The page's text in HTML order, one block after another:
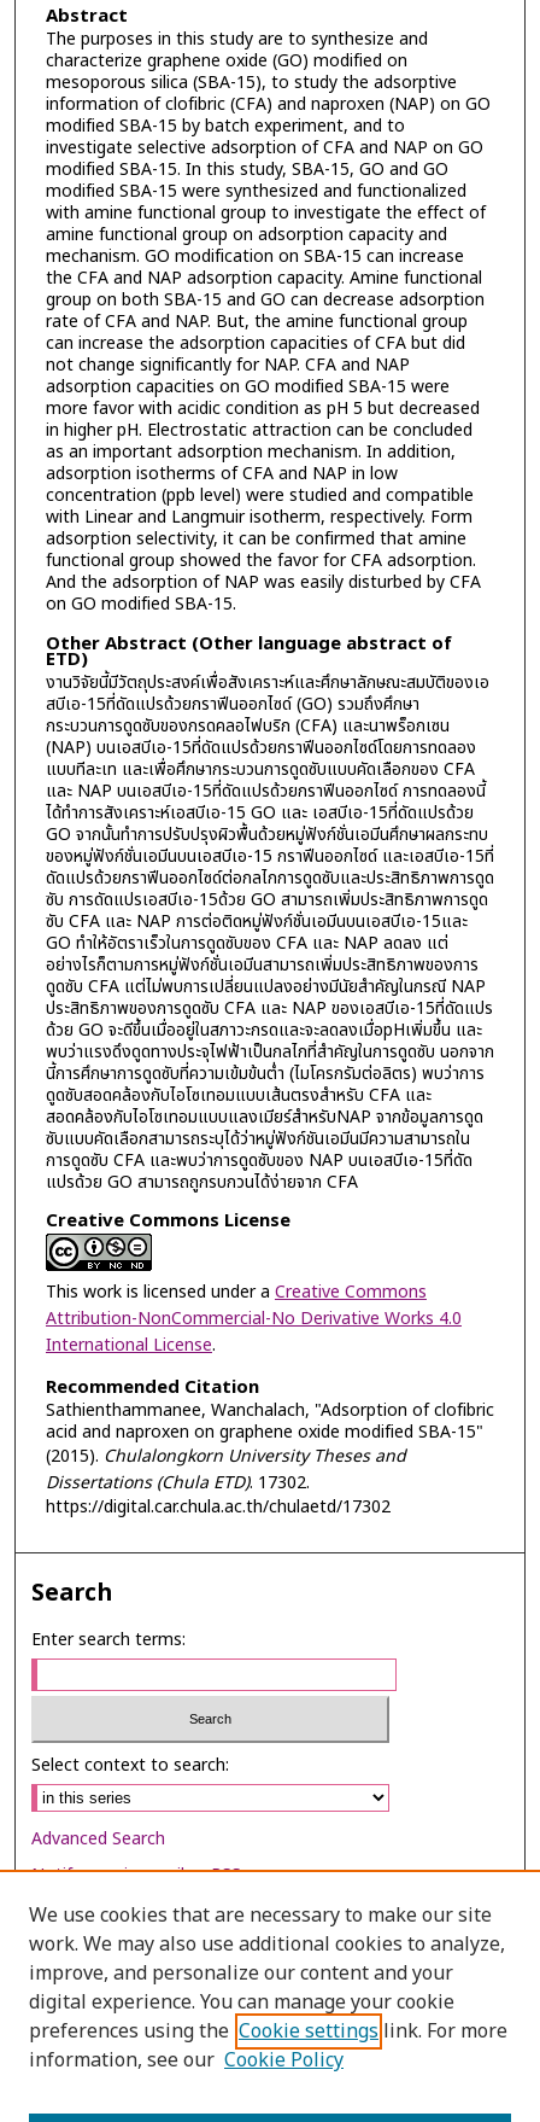
Abstract
The purposes in this study are to synthesize and
characterize graphene oxide (GO) modified on
mesoporous silica (SBA-15), to study the adsorptive
information of clofibric (CFA) and naproxen (NAP) on GO
modified SBA-15 by batch experiment, and to
investigate selective adsorption of CFA and NAP on GO
modified SBA-15. In this study, SBA-15, GO and GO
modified SBA-15 were synthesized and functionalized
with amine functional group to investigate the effect of
amine functional group on adsorption capacity and
mechanism. GO modification on SBA-15 can increase
the CFA and NAP adsorption capacity. Amine functional
group on both SBA-15 and GO can decrease adsorption
rate of CFA and NAP. But, the amine functional group
can increase the adsorption capacities of CFA but did
not change significantly for NAP. CFA and NAP
adsorption capacities on GO modified SBA-15 were
more favor with acidic condition as pH 5 but decreased
in higher pH. Electrostatic attraction can be concluded
as an important adsorption mechanism. In addition,
adsorption isotherms of CFA and NAP in low
concentration (ppb level) were studied and compatible
with Linear and Langmuir isotherm, respectively. Form
adsorption selectivity, it can be confirmed that amine
functional group showed the favor for CFA adsorption.
And the adsorption of NAP was easily disturbed by CFA
on GO modified SBA-15.
Other Abstract (Other language abstract of
ETD)
งานวิจัยนี้มีวัตถุประสงค์เพื่อสังเคราะห์และศึกษาลักษณะสมบัติของเอ
สบีเอ-15ที่ดัดแปรด้วยกราฟีนออกไซด์ (GO) รวมถึงศึกษา
กระบวนการดูดซับของกรดคลอไฟบริก (CFA) และนาพร็อกเซน
(NAP) บนเอสบีเอ-15ที่ดัดแปรด้วยกราฟีนออกไซด์โดยการทดลอง
แบบทีละเท และเพื่อศึกษากระบวนการดูดซับแบบคัดเลือกของ CFA
และ NAP บนเอสบีเอ-15ที่ดัดแปรด้วยกราฟีนออกไซด์ การทดลองนี้
ได้ทำการสังเคราะห์เอสบีเอ-15 GO และ เอสบีเอ-15ที่ดัดแปรด้วย
GO จากนั้นทำการปรับปรุงผิวพื้นด้วยหมู่ฟังก์ชั่นเอมีนศึกษาผลกระทบ
ของหมู่ฟังก์ชั่นเอมีนบนเอสบีเอ-15 กราฟีนออกไซด์ และเอสบีเอ-15ที่
ดัดแปรด้วยกราฟีนออกไซด์ต่อกลไกการดูดซับและประสิทธิภาพการดูด
ซับ การดัดแปรเอสบีเอ-15ด้วย GO สามารถเพิ่มประสิทธิภาพการดูด
ซับ CFA และ NAP การต่อติดหมู่ฟังก์ชั่นเอมีนบนเอสบีเอ-15และ
GO ทำให้อัตราเร็วในการดูดซับของ CFA และ NAP ลดลง แต่
อย่างไรก็ตามการหมู่ฟังก์ชั่นเอมีนสามารถเพิ่มประสิทธิภาพของการ
ดูดซับ CFA แต่ไม่พบการเปลี่ยนแปลงอย่างมีนัยสำคัญในกรณี NAP
ประสิทธิภาพของการดูดซับ CFA และ NAP ของเอสบีเอ-15ที่ดัดแปร
ด้วย GO จะดีขึ้นเมื่ออยู่ในสภาวะกรดและจะลดลงเมื่อpHเพิ่มขึ้น และ
พบว่าแรงดึงดูดทางประจุไฟฟ้าเป็นกลไกที่สำคัญในการดูดซับ นอกจาก
นี้การศึกษาการดูดซับที่ความเข้มข้นต่ำ (ไมโครกรัมต่อลิตร) พบว่าการ
ดูดซับสอดคล้องกับไอโซเทอมแบบเส้นตรงสำหรับ CFA และ
สอดคล้องกับไอโซเทอมแบบแลงเมียร์สำหรับNAP จากข้อมูลการดูด
ซับแบบคัดเลือกสามารถระบุได้ว่าหมู่ฟังก์ชันเอมีนมีความสามารถใน
การดูดซับ CFA และพบว่าการดูดซับของ NAP บนเอสบีเอ-15ที่ดัด
แปรด้วย GO สามารถถูกรบกวนได้ง่ายจาก CFA
Creative Commons License
This work is licensed under a Creative Commons
Attribution-NonCommercial-No Derivative Works 4.0
International License.
Recommended Citation
Sathienthammanee, Wanchalach, "Adsorption of clofibric
acid and naproxen on graphene oxide modified SBA-15"
(2015). Chulalongkorn University Theses and
Dissertations (Chula ETD). 17302.
https://digital.car.chula.ac.th/chulaetd/17302
Search
Enter search terms:
Select context to search:
Advanced Search
Notify me via email orRSS
Browse
Collections
Disciplines
Authors
We use cookies that are necessary to make our site
work. We may also use additional cookies to analyze,
improve, and personalize our content and your
digital experience. You can manage your cookie
preferences using the Cookie settings link. For more
information, see our Cookie Policy